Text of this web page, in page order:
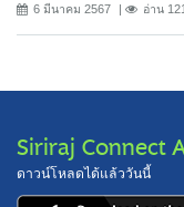
6 มีนาคม 2567 อ่าน
Siriraj Connect
ดาวน์โหลดได้แล้ววันนี้